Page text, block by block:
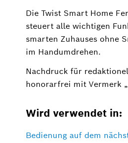
Die Twist Smart Home
steuert alle wichtigen
smarten Zuhauses ohne
im Handumdrehen.
Nachdruck für
honorarfrei mit Vermerk
Wird verwendet in:
Bedienung auf dem